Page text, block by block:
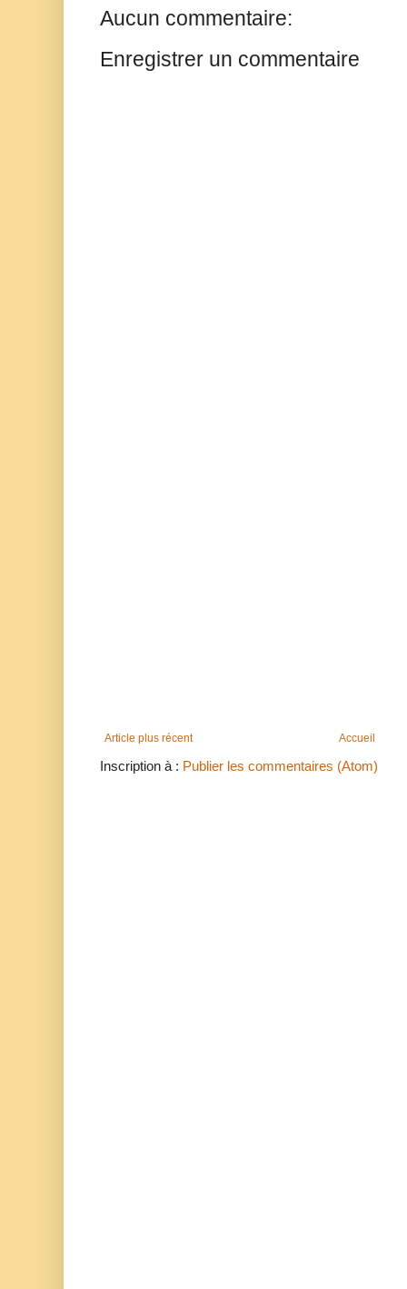
Aucun commentaire:
Enregistrer un commentaire
Article plus récent Accueil
Inscription à : Publier les commentaires (Atom)